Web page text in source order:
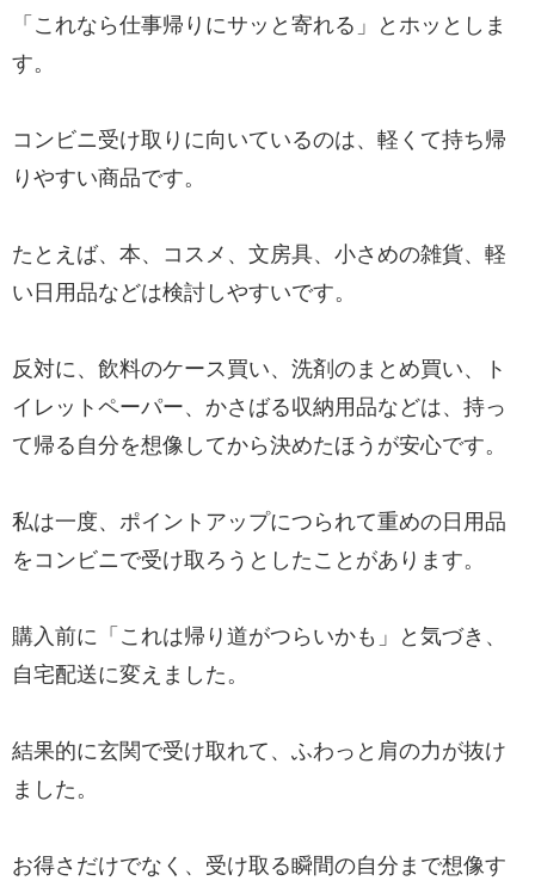
「これなら仕事帰りにサッと寄れる」とホッとしま
す。
コンビニ受け取りに向いているのは、軽くて持ち帰
りやすい商品です。
たとえば、本、コスメ、文房具、小さめの雑貨、軽
い日用品などは検討しやすいです。
反対に、飲料のケース買い、洗剤のまとめ買い、ト
イレットペーパー、かさばる収納用品などは、持っ
て帰る自分を想像してから決めたほうが安心です。
私は一度、ポイントアップにつられて重めの日用品
をコンビニで受け取ろうとしたことがあります。
購入前に「これは帰り道がつらいかも」と気づき、
自宅配送に変えました。
結果的に玄関で受け取れて、ふわっと肩の力が抜け
ました。
お得さだけでなく、受け取る瞬間の自分まで想像す